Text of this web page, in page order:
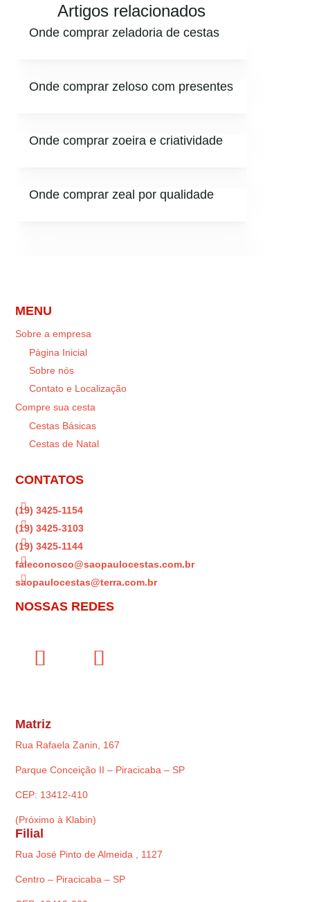
Artigos relacionados
Onde comprar zeladoria de cestas
Onde comprar zeloso com presentes
Onde comprar zoeira e criatividade
Onde comprar zeal por qualidade
MENU
Sobre a empresa
Página Inicial
Sobre nós
Contato e Localização
Compre sua cesta
Cestas Básicas
Cestas de Natal
CONTATOS

(19) 3425-1154

(19) 3425-3103

(19) 3425-1144

faleconosco@saopaulocestas.com.br

saopaulocestas@terra.com.br
NOSSAS REDES
Matriz
Rua Rafaela Zanin, 167
Parque Conceição II – Piracicaba – SP
CEP: 13412-410
(Próximo à Klabin)
Filial
Rua José Pinto de Almeida , 1127
Centro – Piracicaba – SP